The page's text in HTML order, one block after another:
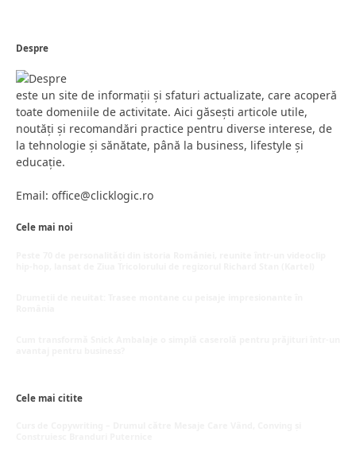
Despre
este un site de informații și sfaturi actualizate, care acoperă
toate domeniile de activitate. Aici găsești articole utile,
noutăți și recomandări practice pentru diverse interese, de
la tehnologie și sănătate, până la business, lifestyle și
educație.
Email: office@clicklogic.ro
Cele mai noi
Cele mai citite